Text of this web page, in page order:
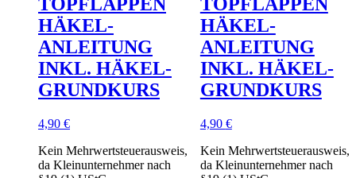
HÄKEL-
ANLEITUNG
INKL. HÄKEL-
GRUNDKURS
4,90 €
Kein Mehrwertsteuerausweis,
da Kleinunternehmer nach
HÄKEL-
ANLEITUNG
INKL. HÄKEL-
GRUNDKURS
4,90 €
Kein Mehrwertsteuerausweis,
da Kleinunternehmer nach